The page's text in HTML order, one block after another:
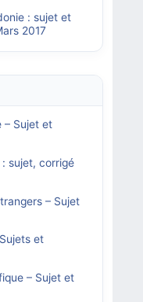
: sujet et
2017
– Sujet et
sujet, corrigé
– Sujet
et
– Sujet et